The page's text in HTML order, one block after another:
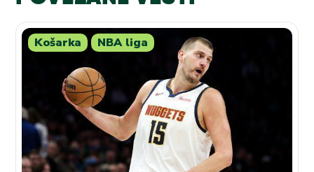
Košarka NBA liga